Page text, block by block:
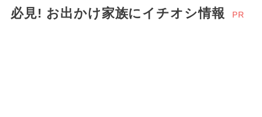
必見! お出かけ家族にイチオシ情報 PR